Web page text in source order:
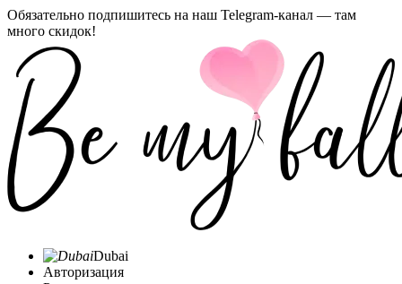
Обязательно подпишитесь на наш Telegram-канал — там
много скидок!
Dubai
Авторизация